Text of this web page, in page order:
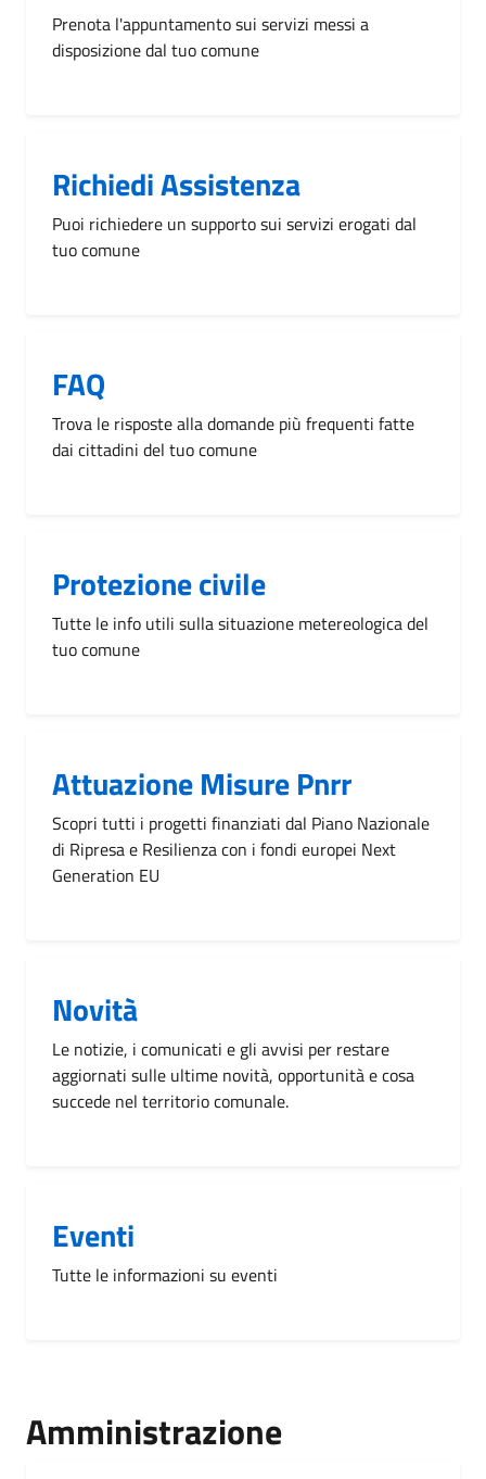
Prenota l'appuntamento sui servizi messi a
disposizione dal tuo comune
Richiedi Assistenza
Puoi richiedere un supporto sui servizi erogati dal
tuo comune
FAQ
Trova le risposte alla domande più frequenti fatte
dai cittadini del tuo comune
Protezione civile
Tutte le info utili sulla situazione metereologica del
tuo comune
Attuazione Misure Pnrr
Scopri tutti i progetti finanziati dal Piano Nazionale
di Ripresa e Resilienza con i fondi europei Next
Generation EU
Novità
Le notizie, i comunicati e gli avvisi per restare
aggiornati sulle ultime novità, opportunità e cosa
succede nel territorio comunale.
Eventi
Tutte le informazioni su eventi
Amministrazione